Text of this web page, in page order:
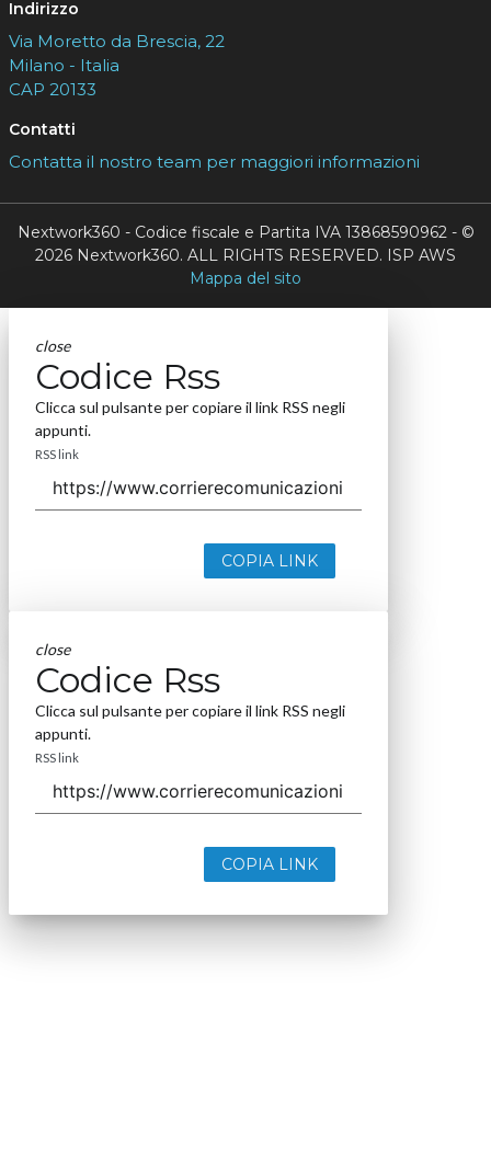
Indirizzo
Via Moretto da Brescia, 22
Milano - Italia
CAP 20133
Contatti
Contatta il nostro team per maggiori informazioni
Nextwork360 - Codice fiscale e Partita IVA 13868590962 - ©
2026 Nextwork360. ALL RIGHTS RESERVED. ISP AWS
Mappa del sito
close
Codice Rss
Clicca sul pulsante per copiare il link RSS negli
appunti.
RSS link
COPIA LINK
close
Codice Rss
Clicca sul pulsante per copiare il link RSS negli
appunti.
RSS link
COPIA LINK